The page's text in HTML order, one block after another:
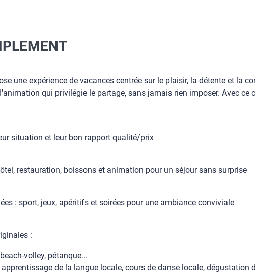
une expérience de vacances centrée sur le plaisir, la détente et la
qui privilégie le partage, sans jamais rien imposer. Avec ce
situation et leur bon rapport qualité/prix
restauration, boissons et animation pour un séjour sans surprise
: sport, jeux, apéritifs et soirées pour une ambiance conviviale
:
volley, pétanque...
de la langue locale, cours de danse locale, dégustation